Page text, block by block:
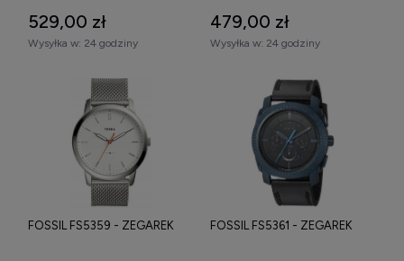
529,00 zł
Wysyłka w: 24 godziny
479,00 zł
Wysyłka w: 24 godziny
FOSSIL FS5359 - ZEGAREK FOSSIL FS5361 - ZEGAREK